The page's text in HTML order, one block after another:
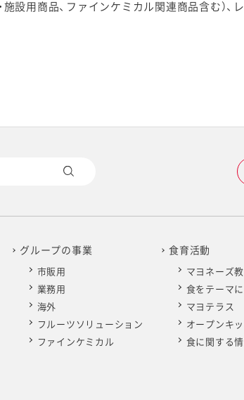
施設用商品、ファインケミカル関連商品含む）
グループの事業
市販用
業務用
海外
フルーツソリューション
ファインケミカル
食育活動
マヨネーズ
食をテーマ
マヨテラス
オープンキ
食に関する